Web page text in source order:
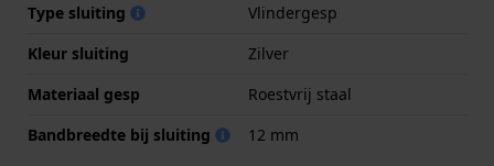
Type sluiting
Vlindergesp
Kleur sluiting
Zilver
Materiaal gesp
Roestvrij staal
Bandbreedte bij sluiting
12 mm